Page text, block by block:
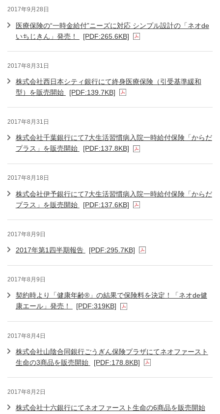
2017年9月28日
医療保険の“一時金給付”ニーズに対応 シンプル設計の「ネオde
いちじきん」発売！
[PDF:265.6KB]
2017年8月31日
株式会社西日本シティ銀行にて終身医療保険（引受基準緩和
型）を販売開始
[PDF:139.7KB]
2017年8月31日
株式会社千葉銀行にて7大生活習慣病入院一時給付保険「からだ
プラス」を販売開始
[PDF:137.8KB]
2017年8月18日
株式会社伊予銀行にて7大生活習慣病入院一時給付保険「からだ
プラス」を販売開始
[PDF:137.6KB]
2017年8月9日
2017年第1四半期報告 [PDF:295.7KB]
2017年8月9日
契約時より「健康年齢®」の結果で保険料を決定！「ネオde健
康エール」発売！
[PDF:319KB]
2017年8月4日
株式会社山陰合同銀行ごうぎん保険プラザにてネオファースト
生命の3商品を販売開始
[PDF:178.8KB]
2017年8月2日
株式会社十六銀行にてネオファースト生命の6商品を販売開始